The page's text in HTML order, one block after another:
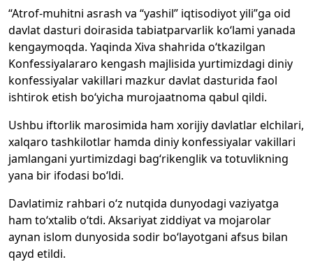
“Atrof-muhitni asrash va “yashil” iqtisodiyot yili”ga oid
davlat dasturi doirasida tabiatparvarlik ko‘lami yanada
kengaymoqda. Yaqinda Xiva shahrida o‘tkazilgan
Konfessiyalararo kengash majlisida yurtimizdagi diniy
konfessiyalar vakillari mazkur davlat dasturida faol
ishtirok etish bo‘yicha murojaatnoma qabul qildi.
Ushbu iftorlik marosimida ham xorijiy davlatlar elchilari,
xalqaro tashkilotlar hamda diniy konfessiyalar vakillari
jamlangani yurtimizdagi bag‘rikenglik va totuvlikning
yana bir ifodasi bo‘ldi.
Davlatimiz rahbari o‘z nutqida dunyodagi vaziyatga
ham to‘xtalib o‘tdi. Aksariyat ziddiyat va mojarolar
aynan islom dunyosida sodir bo‘layotgani afsus bilan
qayd etildi.